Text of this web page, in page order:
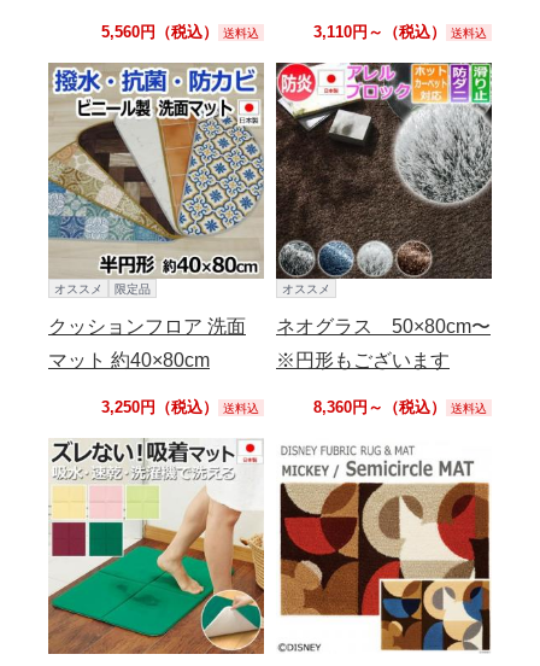
5,560円（税込） 送料込 3,110円～（税込） 送料込
オススメ 限定品
クッションフロア 洗面
マット 約40×80cm
3,250円（税込） 送料込
オススメ
ネオグラス 50×80cm〜
※円形もございます
8,360円～（税込） 送料込